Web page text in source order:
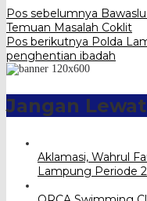
Pos sebelumnya
Temuan Masalah Coklit
Pos berikutnya Polda
penghentian ibadah
Jangan
Aklamasi, Wahrul
Lampung Periode